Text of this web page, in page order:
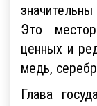
Это
ценных и
медь,
Глава